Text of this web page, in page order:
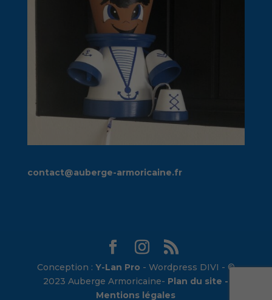
contact@auberge-armoricaine.fr
Conception : Y-Lan Pro - Wordpress DIVI - ©
2023 Auberge Armoricaine- Plan du site -
Mentions légales